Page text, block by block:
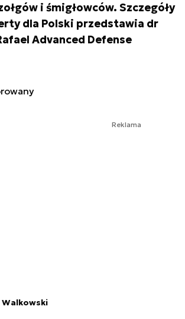
i śmigłowców. Szczegóły
dla Polski przedstawia dr
Advanced Defense
Reklama